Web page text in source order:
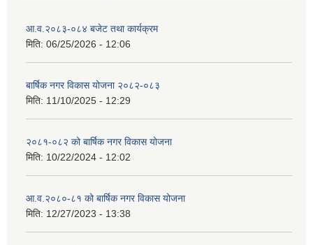
आ.व.२०८३-०८४ बजेट तथा कार्यक्रम
मिति: 06/25/2026 - 12:06
बार्षिक नगर विकास योजना २०८२-०८३
मिति: 11/10/2025 - 12:29
२०८१-०८२ को बार्षिक नगर विकास योजना
मिति: 10/22/2024 - 12:02
आ.व.२०८०-८१ को बार्षिक नगर विकास योजना
मिति: 12/27/2023 - 13:38